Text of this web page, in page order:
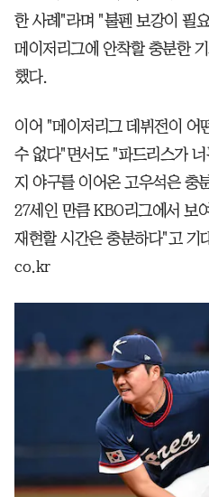
한 사례"라며 "불펜 보강이 필
메이저리그에 안착할 충분한
했다.
이어 "메이저리그 데뷔전이 어
수 없다"면서도 "파드리스가
지 야구를 이어온 고우석은 충
27세인 만큼 KBO리그에서 보
재현할 시간은 충분하다"고
co.kr